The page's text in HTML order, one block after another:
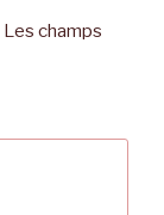
Les champs